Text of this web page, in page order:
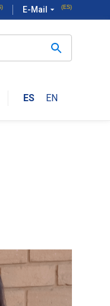
E-Mail arrow_drop_down
ES EN